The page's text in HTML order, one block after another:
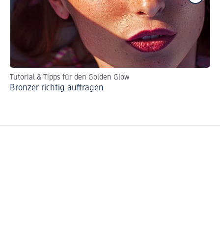
Tutorial & Tipps für den Golden Glow
Bronzer richtig auftragen